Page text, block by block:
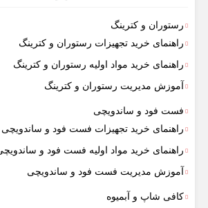
رستوران و کترینگ
راهنمای خرید تجهیزات رستوران و کترینگ
راهنمای خرید مواد اولیه رستوران و کترینگ
آموزش مدیریت رستوران و کترینگ
فست فود و ساندویچی
راهنمای خرید تجهیزات فست فود و ساندویچی
راهنمای خرید مواد اولیه فست فود و ساندویچی
آموزش مدیریت فست فود و ساندویچی
کافی شاپ و آبمیوه